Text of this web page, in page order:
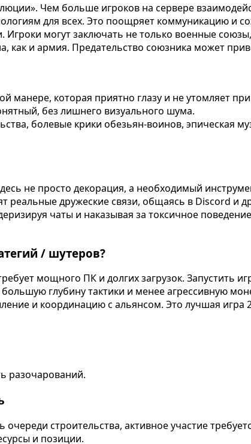
Чем больше игроков на сервере
для всех. Это поощряет коммуникацию и
Игроки могут заключать не только военные
и армия. Предательство союзника может
манере, которая приятно глазу и не утомляет
без лишнего визуального шума.
болевые крики обезьян-воинов, эпическая
не просто декорация, а необходимый
реальные дружеские связи, общаясь в Discord и
чаты и наказывая за токсичное
/ шутеров?
мощного ПК и долгих загрузок. Запустить
глубину тактики и менее агрессивную
и координацию с альянсом. Это лучшая игра
разочарований.
очереди строительства, активное участие
и позиции.